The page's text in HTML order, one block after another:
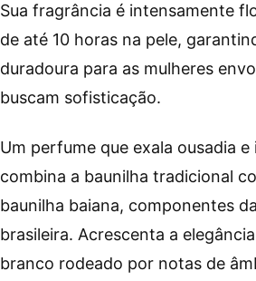
Sua fragrância é intensamente
de até 10 horas na pele,
duradoura para as mulheres
buscam sofisticação.
Um perfume que exala ousadia
combina a baunilha tradicional
baunilha baiana, componentes
brasileira. Acrescenta a
branco rodeado por notas de